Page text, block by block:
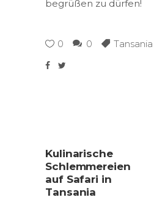
begrüßen zu dürfen!
0 0
Kulinarische
Schlemmereien
auf Safari in
Tansania